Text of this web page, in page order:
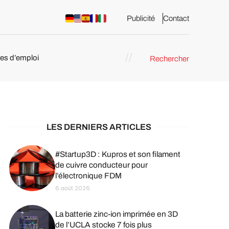
Publicité Contact
d’emploi Rechercher
LES DERNIERS ARTICLES
#Startup3D : Kupros et son filament
de cuivre conducteur pour
l’électronique FDM
6 août 2026
La batterie zinc-ion imprimée en 3D
de l’UCLA stocke 7 fois plus